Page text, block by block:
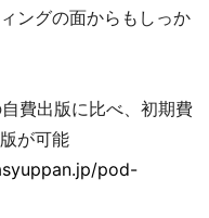
ングの面からもしっか
費出版に比べ、初期費
が可能
pod-